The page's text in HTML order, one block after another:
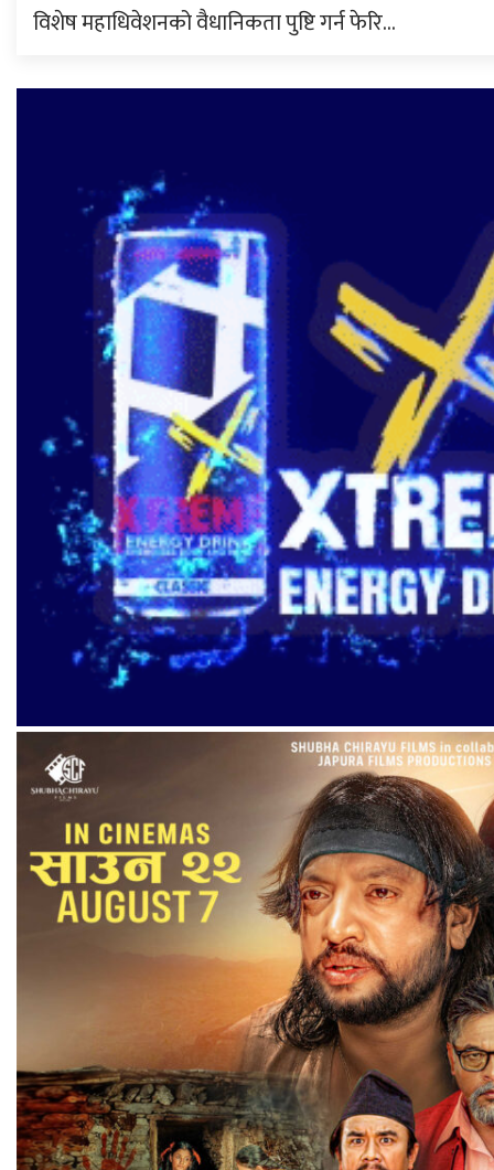
विशेष महाधिवेशनको वैधानिकता पुष्टि गर्न फेरि…